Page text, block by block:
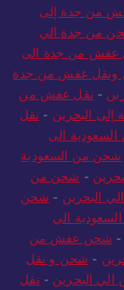
من جدة إلى
من جدة الي
عفش من جدة الى
عفش من جدة
- نقل عفش من
البحرين - نقل
الى
شحن من السعودية
- شحن من
البحرين - شحن
الي
- شحن عفش من
- شحن و نقل
البحرين - نقل